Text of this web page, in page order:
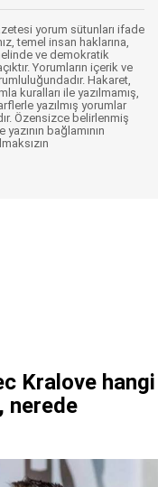
yorum sütunları ifade
temel insan haklarına,
ve demokratik
Yorumların içerik ve
Hakaret,
kuralları ile yazılmamış,
yazılmış yorumlar
Özensizce belirlenmiş
bağlamının
Kralove hangi
nerede